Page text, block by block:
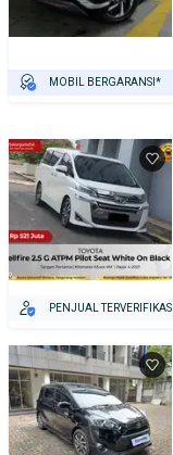
MOBIL BERGARANSI*
PENJUAL TERVERIFIKASI